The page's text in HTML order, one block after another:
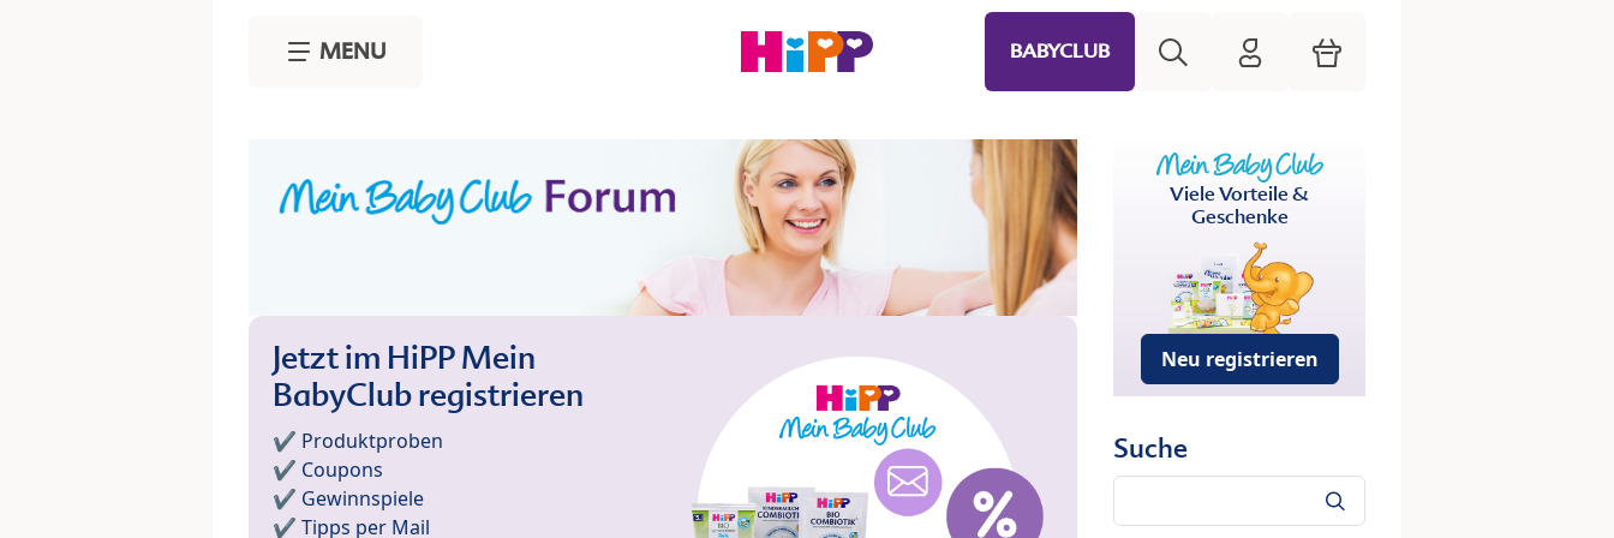
MENU BABYCLUB HiPP Mein Babyclub
Warenkorb
Jetzt im HiPP Mein
BabyClub registrieren
✔️ Produktproben
✔️ Coupons
✔️ Gewinnspiele
✔️ Tipps per Mail
Viele Vorteile &
Geschenke
Neu registrieren
Suche